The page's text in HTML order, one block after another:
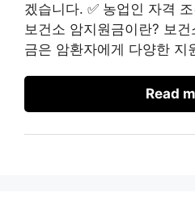
겠습니다. ✅ 농업인 자격
보건소 암지원금이란? 보
금은 암환자에게 다양한 지
Read